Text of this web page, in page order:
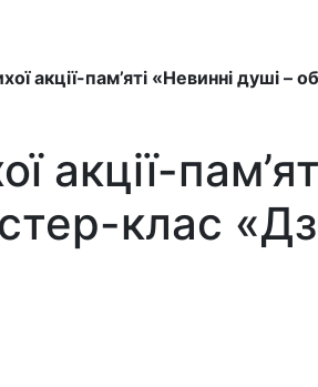
акції-пам’яті «Невинні душі
акції-
клас